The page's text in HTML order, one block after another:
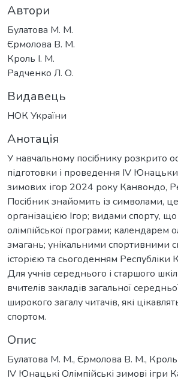
Автори
Булатова М. М.
Єрмолова В. М.
Кроль І. М.
Радченко Л. О.
Видавець
НОК України
Анотація
У навчальному посібнику розкрито
підготовки і проведення ІV
зимових ігор 2024 року Канвондо,
Посібник знайомить із символами,
організацією Ігор; видами спорту,
олімпійської програми; календарем
змагань; унікальними спортивними
історією та сьогоденням Республіки
Для учнів середнього і старшого
вчителів закладів загальної
широкого загалу читачів, які
спортом.
Опис
Булатова М. М., Єрмолова В. М.,
IV Юнацькі Олімпійські зимові ігри